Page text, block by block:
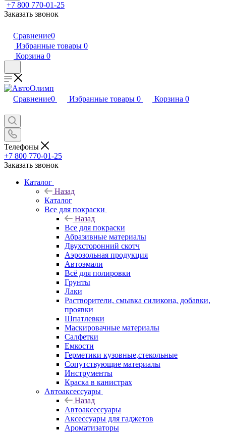
+7 800 770-01-25
Заказать звонок
Сравнение0
Избранные товары 0
Корзина 0
Сравнение0 Избранные товары 0 Корзина 0
Телефоны
+7 800 770-01-25
Заказать звонок
Каталог
Назад
Каталог
Все для покраски
Назад
Все для покраски
Абразивные материалы
Двухсторонний скотч
Аэрозольная продукция
Автоэмали
Всё для полировки
Грунты
Лаки
Растворители, смывка силикона, добавки,
проявки
Шпатлевки
Маскировачные материалы
Салфетки
Емкости
Герметики кузовные,стекольные
Сопутствующие материалы
Инструменты
Краска в канистрах
Автоаксессуары
Назад
Автоаксессуары
Аксессуары для гаджетов
Ароматизаторы